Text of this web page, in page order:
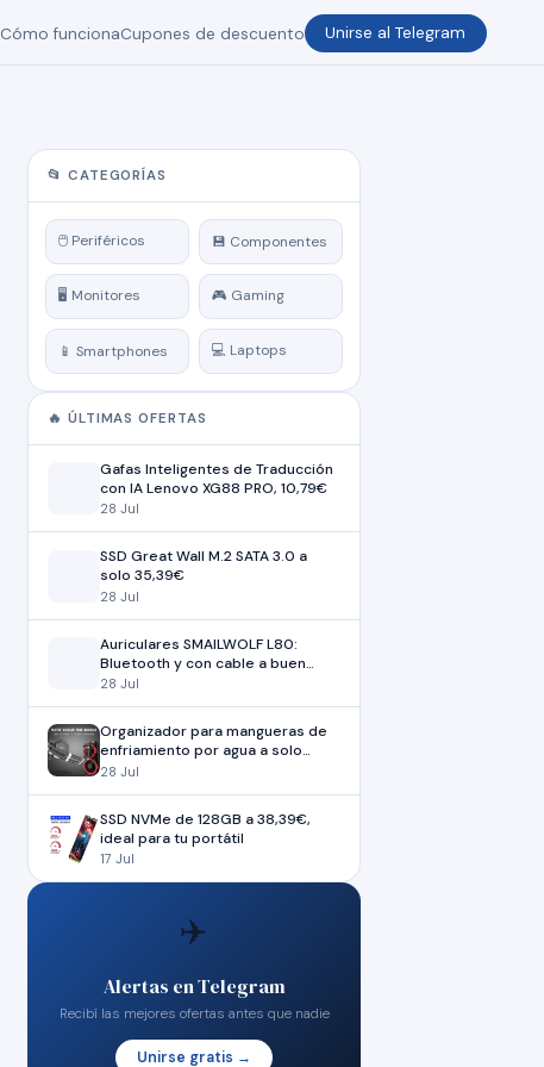
Cómo funcionaCupones de descuento Unirse al Telegram
📂 CATEGORÍAS
🖱️ Periféricos 💾 Componentes
🖥️ Monitores 🎮 Gaming
📱 Smartphones 💻 Laptops
🔥 ÚLTIMAS OFERTAS
Gafas Inteligentes de Traducción
con IA Lenovo XG88 PRO, 10,79€
28 Jul
SSD Great Wall M.2 SATA 3.0 a
solo 35,39€
28 Jul
Auriculares SMAILWOLF L80:
Bluetooth y con cable a buen
precio
28 Jul
Organizador para mangueras de
enfriamiento por agua a solo
4,69€
28 Jul
SSD NVMe de 128GB a 38,39€,
ideal para tu portátil
17 Jul
✈️
Alertas en Telegram
Recibí las mejores ofertas antes que nadie
Unirse gratis →